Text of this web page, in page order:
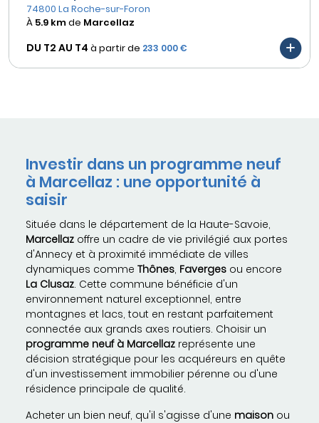
74800 La Roche-sur-Foron
À 5.9 kmde Marcellaz
DU T2 AU T4 à partir de 233 000 €
Investir dans un programme neuf
à Marcellaz : une opportunité à
saisir
Située dans le département de la Haute-Savoie,
Marcellaz offre un cadre de vie privilégié aux portes
d'Annecy et à proximité immédiate de villes
dynamiques comme Thônes, Faverges ou encore
La Clusaz. Cette commune bénéficie d'un
environnement naturel exceptionnel, entre
montagnes et lacs, tout en restant parfaitement
connectée aux grands axes routiers. Choisir un
programme neuf à Marcellaz représente une
décision stratégique pour les acquéreurs en quête
d'un investissement immobilier pérenne ou d'une
résidence principale de qualité.
Acheter un bien neuf, qu'il s'agisse d'une maison ou